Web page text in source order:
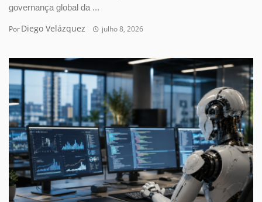
governança global da ...
PorDiego Velázquez julho 8, 2026